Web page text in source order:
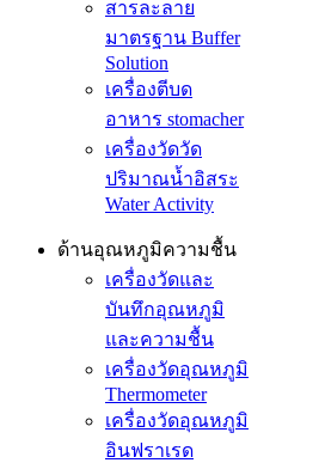
สารละลาย
มาตรฐาน Buffer
Solution
เครื่องตีบด
อาหาร stomacher
เครื่องวัดวัด
ปริมาณน้ำอิสระ
Water Activity
ด้านอุณหภูมิความชื้น
เครื่องวัดและ
บันทึกอุณหภูมิ
และความชื้น
เครื่องวัดอุณหภูมิ
Thermometer
เครื่องวัดอุณหภูมิ
อินฟราเรด